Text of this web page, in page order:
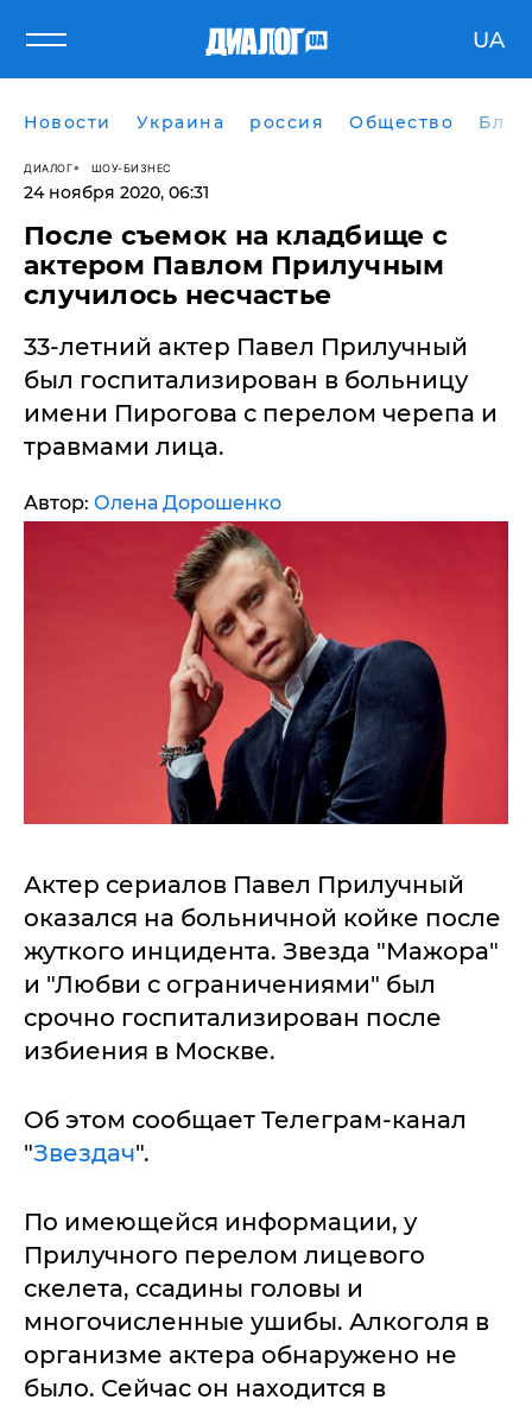
UA
Новости Украина россия Общество
ДИАЛОГ ШОУ-БИЗНЕС
24 ноября 2020, 06:31
После съемок на кладбище с
актером Павлом Прилучным
случилось несчастье
33-летний актер Павел Прилучный
был госпитализирован в больницу
имени Пирогова с перелом черепа и
травмами лица.
Автор: Олена Дорошенко
Актер сериалов Павел Прилучный
оказался на больничной койке после
жуткого инцидента. Звезда "Мажора"
и "Любви с ограничениями" был
срочно госпитализирован после
избиения в Москве.
Об этом сообщает Телеграм-канал
"Звездач".
По имеющейся информации, у
Прилучного перелом лицевого
скелета, ссадины головы и
многочисленные ушибы. Алкоголя в
организме актера обнаружено не
было. Сейчас он находится в